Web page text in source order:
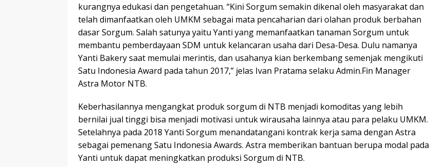
kurangnya edukasi dan pengetahuan. “Kini Sorgum semakin dikenal oleh masyarakat dan
telah dimanfaatkan oleh UMKM sebagai mata pencaharian dari olahan produk berbahan
dasar Sorgum. Salah satunya yaitu Yanti yang memanfaatkan tanaman Sorgum untuk
membantu pemberdayaan SDM untuk kelancaran usaha dari Desa-Desa. Dulu namanya
Yanti Bakery saat memulai merintis, dan usahanya kian berkembang semenjak mengikuti
Satu Indonesia Award pada tahun 2017,” jelas Ivan Pratama selaku Admin.Fin Manager
Astra Motor NTB.
Keberhasilannya mengangkat produk sorgum di NTB menjadi komoditas yang lebih
bernilai jual tinggi bisa menjadi motivasi untuk wirausaha lainnya atau para pelaku UMKM.
Setelahnya pada 2018 Yanti Sorgum menandatangani kontrak kerja sama dengan Astra
sebagai pemenang Satu Indonesia Awards. Astra memberikan bantuan berupa modal pada
Yanti untuk dapat meningkatkan produksi Sorgum di NTB.